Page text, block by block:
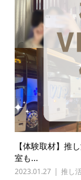
【体験取材】推
室も...
2023.01.27 推し